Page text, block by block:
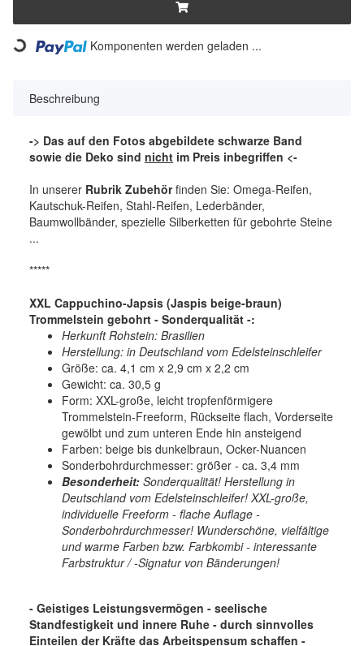
Loading... Komponenten werden geladen ...
Beschreibung
-> Das auf den Fotos abgebildete schwarze Band
sowie die Deko sind nicht im Preis inbegriffen <-
In unserer Rubrik Zubehörfinden Sie: Omega-Reifen,
Kautschuk-Reifen, Stahl-Reifen, Lederbänder,
Baumwollbänder, spezielle Silberketten für gebohrte Steine
...
*****
XXL Cappuchino-Japsis (Jaspis beige-braun)
Trommelstein gebohrt - Sonderqualität -:
Herkunft Rohstein: Brasilien
Herstellung: in Deutschland vom Edelsteinschleifer
Größe: ca. 4,1 cm x 2,9 cm x 2,2 cm
Gewicht: ca. 30,5 g
Form: XXL-große, leicht tropfenförmigere
Trommelstein-Freeform, Rückseite flach, Vorderseite
gewölbt und zum unteren Ende hin ansteigend
Farben: beige bis dunkelbraun, Ocker-Nuancen
Sonderbohrdurchmesser: größer - ca. 3,4 mm
Besonderheit: Sonderqualität! Herstellung in
Deutschland vom Edelsteinschleifer! XXL-große,
individuelle Freeform - flache Auflage -
Sonderbohrdurchmesser! Wunderschöne, vielfältige
und warme Farben bzw. Farbkombi - interessante
Farbstruktur / -Signatur von Bänderungen!
- Geistiges Leistungsvermögen - seelische
Standfestigkeit und innere Ruhe - durch sinnvolles
Einteilen der Kräfte das Arbeitspensum schaffen -